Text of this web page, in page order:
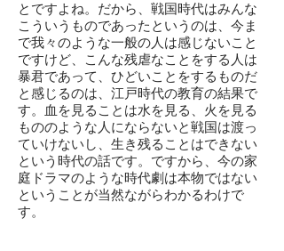
とですよね。だから、戦国時代はみんな
こういうものであったというのは、今ま
で我々のような一般の人は感じないこと
ですけど、こんな残虐なことをする人は
暴君であって、ひどいことをするものだ
と感じるのは、江戸時代の教育の結果で
す。血を見ることは水を見る、火を見る
もののような人にならないと戦国は渡っ
ていけないし、生き残ることはできない
という時代の話です。ですから、今の家
庭ドラマのような時代劇は本物ではない
ということが当然ながらわかるわけで
す。